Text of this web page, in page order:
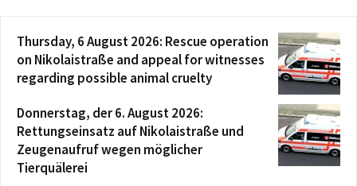
Thursday, 6 August 2026: Rescue operation
on Nikolaistraße and appeal for witnesses
regarding possible animal cruelty
Donnerstag, der 6. August 2026:
Rettungseinsatz auf Nikolaistraße und
Zeugenaufruf wegen möglicher
Tierquälerei